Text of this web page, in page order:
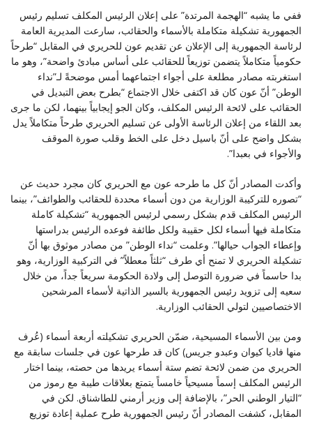
ففي ما يشبه “الهجمة المرتدة” على إعلان الرئيس المكلف تسليم رئيس
الجمهورية تشكيلة متكاملة بالأسماء والحقائب، سارعت المديرية العامة
لرئاسة الجمهورية إلى الإعلان عن تقديم عون للحريري في المقابل “طرحاً
حكومياً متكاملاً يتضمن توزيعاً للحقائب على أساس مبادئ واضحة”، وهو ما
استغربته مصادر مطلعة على أجواء اجتماعهما أمس موضحةً لـ”نداء
الوطن” أنّ عون كان قد اكتفى خلال الاجتماع “بطرح بعض التبديل في
الحقائب على لائحة الرئيس المكلف، وكان الجو إيجابياً بينهما، لكن ما جرى
بعد اللقاء من إعلان الرئاسة الأولى عن تسليم الحريري طرحاً متكاملاً يدل
بشكل واضح على أنّ باسيل دخل على الخط وقلب صورة الموقف
والأجواء في بعبدا”.
وأكدت المصادر أنّ كل ما طرحه عون مع الحريري كان مجرد حديث عن
“تصوره للتركيبة الوزارية من دون أسماء محددة للحقائب والطوائف”، بينما
الرئيس المكلف قدم بشكل رسمي لرئيس الجمهورية “تشكيلة كاملة
متكاملة فيها أسماء لكل حقيبة ولكل طائفة فوعده الرئيس بدراستها
وإعطاء الجواب حيالها”. وعلمت “نداء الوطن” من مصادر موثوق بها أنّ
تشكيلة الحريري لا تمنح أي طرف “ثلثاً معطلاً” في التركبية الوزارية، وهو
بدا حاسماً في ضرورة التوصل إلى ولادة الحكومة سريعاً جداً، من خلال
سعيه إلى تزويد رئيس الجمهورية بالسير الذاتية لأسماء المرشحين
الاختصاصيين لتولي الحقائب الوزارية.
ومن بين الأسماء المسيحية، ضمّن الحريري تشكيلته أربعة أسماء (عُرف
منها فاديا كيوان وعبدو جريس) كان قد طرحها عون في جلسات سابقة مع
الحريري من ضمن لائحة تضم ستة أسماء يريدها من حصته، بينما اختار
الرئيس المكلف إسماً مسيحياً خامساً يتمتع بعلاقات طيبة مع رموز من
“التيار الوطني الحر”، بالإضافة إلى وزير أرمني للطاشناق. لكن في
المقابل، كشفت المصادر أنّ رئيس الجمهورية طرح عملية إعادة توزيع